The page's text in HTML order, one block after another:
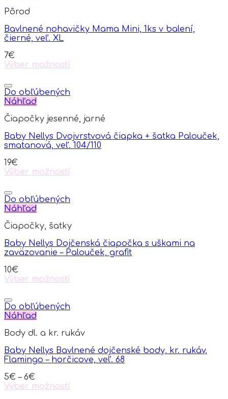
The
may
be
on
the
page
Pôrod
Bavlnené nohavičky Mama Mini, 1ks v balení,
čierné, veľ. XL
7€
Výber možností
product
has
multiple
The
may
be
on
the
page
Do obľúbených
Náhľad
Čiapočky jesenné, jarné
Baby Nellys Dvojvrstvová čiapka + šatka Palouček,
smatanová, veľ. 104/110
19€
Výber možností
product
has
multiple
The
may
be
on
the
page
Do obľúbených
Náhľad
Čiapočky, šatky
Baby Nellys Dojčenská čiapočka s uškami na
zaväzovanie – Palouček, grafit
10€
Výber možností
product
has
multiple
The
may
be
on
the
Do obľúbených
Náhľad
Body dl. a kr. rukáv
Baby Nellys Bavlnené dojčenské body, kr. rukáv,
Flamingo – horčicove, veľ. 68
5€ – 6€
Výber možností